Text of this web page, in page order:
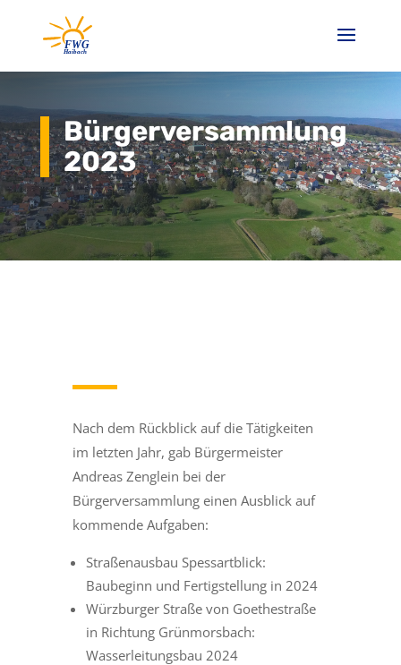
Bürgerversammlung
2023
Nach dem Rückblick auf die Tätigkeiten
im letzten Jahr, gab Bürgermeister
Andreas Zenglein bei der
Bürgerversammlung einen Ausblick auf
kommende Aufgaben:
Straßenausbau Spessartblick:
Baubeginn und Fertigstellung in 2024
Würzburger Straße von Goethestraße
in Richtung Grünmorsbach:
Wasserleitungsbau 2024